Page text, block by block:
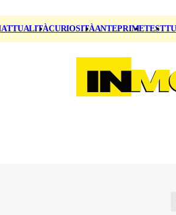
ATTUALITÀCURIOSITÀANTEPRIMETEST